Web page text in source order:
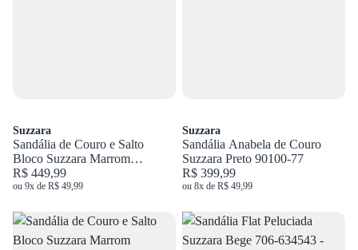
Suzzara
Sandália de Couro e Salto
Bloco Suzzara Marrom
6600578
R$ 449,99
ou 9x de R$ 49,99
Suzzara
Sandália Anabela de Couro
Suzzara Preto 90100-77
R$ 399,99
ou 8x de R$ 49,99